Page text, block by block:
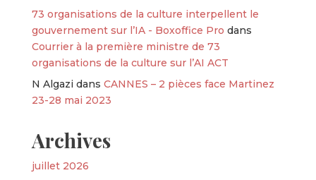
73 organisations de la culture interpellent le
gouvernement sur l’IA - Boxoffice Pro dans
Courrier à la première ministre de 73
organisations de la culture sur l’AI ACT
N Algazi dans CANNES – 2 pièces face Martinez
23-28 mai 2023
Archives
juillet 2026